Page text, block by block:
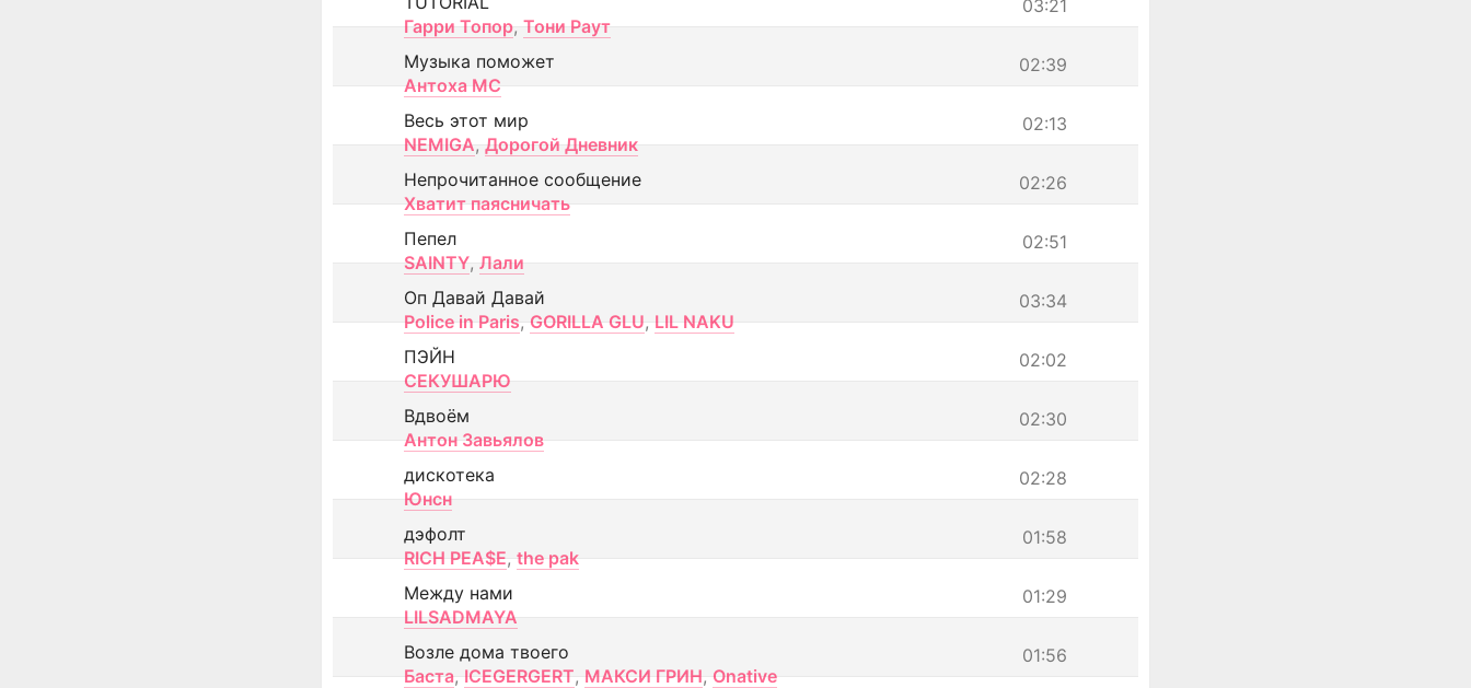
03:21
Гарри Топор, Тони Раут
02:39
Музыка поможет
Антоха МС
02:13
Весь этот мир
NEMIGA, Дорогой Дневник
02:26
Непрочитанное сообщение
Хватит паясничать
02:51
Пепел
SAINTY, Лали
03:34
Оп Давай Давай
Police in Paris, GORILLA GLU, LIL NAKU
02:02
ПЭЙН
СЕКУШАРЮ
02:30
Вдвоём
Антон Завьялов
02:28
дискотека
Юнсн
01:58
дэфолт
RICH PEA$E, the pak
01:29
Между нами
LILSADMAYA
01:56
Возле дома твоего
Баста, ICEGERGERT, МАКСИ ГРИН, Onative